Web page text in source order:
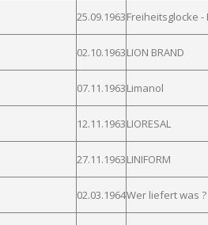
25.09.1963Freiheitsglocke -
02.10.1963LION BRAND
07.11.1963Limanol
12.11.1963LIORESAL
27.11.1963LINIFORM
02.03.1964Wer liefertwas ?